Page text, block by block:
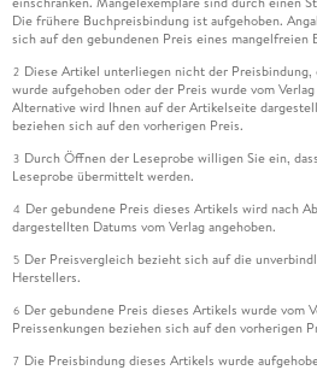
Die frühere Buchpreisbindung ist aufgehoben.
sich auf den gebundenen Preis eines mangelfreien
2 Diese Artikel unterliegen nicht der
wurde aufgehoben oder der Preis wurde vom
Alternative wird Ihnen auf der Artikelseite
beziehen sich auf den vorherigen Preis.
3 Durch Öffnen der Leseprobe willigen Sie ein,
Leseprobe übermittelt werden.
4 Der gebundene Preis dieses Artikels wird nach
dargestellten Datums vom Verlag angehoben.
5 Der Preisvergleich bezieht sich auf die
Herstellers.
6 Der gebundene Preis dieses Artikels wurde vom
Preissenkungen beziehen sich auf den vorherigen
7 Die Preisbindung dieses Artikels wurde